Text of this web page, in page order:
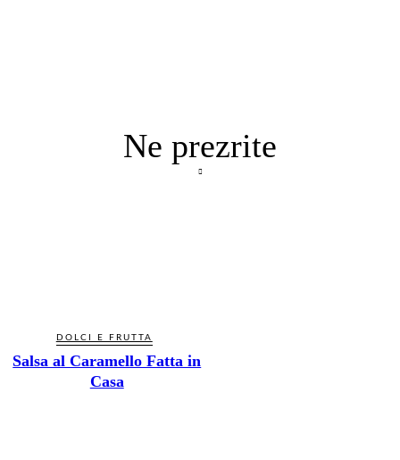
Ne prezrite
DOLCI E FRUTTA
Salsa al Caramello Fatta in
Casa